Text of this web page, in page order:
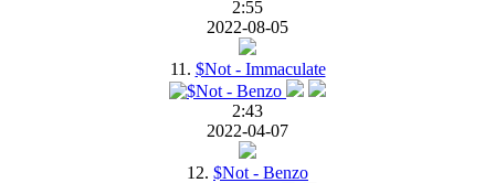
2:55
2022-08-05
11. $Not - Immaculate
2:43
2022-04-07
12. $Not - Benzo